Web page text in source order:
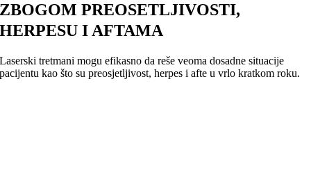
ZBOGOM PREOSETLJIVOSTI,
HERPESU I AFTAMA
Laserski tretmani mogu efikasno da reše veoma dosadne situacije
pacijentu kao što su preosjetljivost, herpes i afte u vrlo kratkom roku.